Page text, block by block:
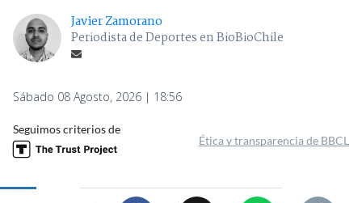
Javier Zamorano
Periodista de Deportes en BioBioChile
Sábado 08 Agosto, 2026 | 18:56
Seguimos criterios de
Ética y transparencia de BBCL